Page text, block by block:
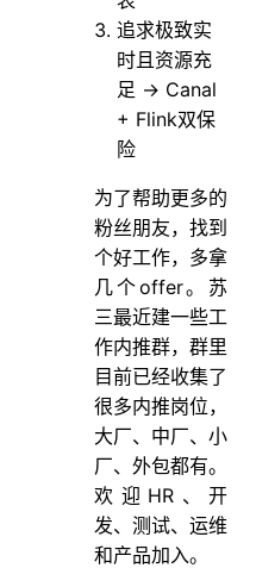
追求极致实
时且资源充
足 → Canal
+ Flink双保
险
为了帮助更多的
粉丝朋友，找到
个好工作，多拿
几个offer。苏
三最近建一些工
作内推群，群里
目前已经收集了
很多内推岗位，
大厂、中厂、小
厂、外包都有。
欢迎HR、开
发、测试、运维
和产品加入。